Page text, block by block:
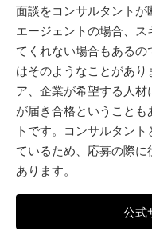
面談をコンサルタント
エージェントの場合、
てくれない場合もある
はそのようなことがあ
ア、企業が希望する人
が届き合格ということ
トです。コンサルタン
ているため、応募の際
あります。
公式